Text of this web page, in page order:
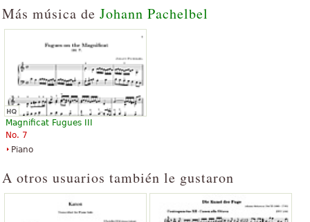
$3.95
Classical Guitar, Acoustic Guitar,
Guitar Tablature, Guitar Solo
Más música de Johann Pachelbel
Magnificat Fugues III
No. 7
Piano
A otros usuarios también le gustaron